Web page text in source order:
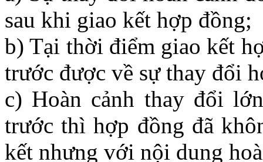
sau khi giao kết hợp đồng;
b) Tại thời điểm giao kết
trước được về sự thay đổi
c) Hoàn cảnh thay đổi
trước thì hợp đồng đã
kết nhưng với nội dung